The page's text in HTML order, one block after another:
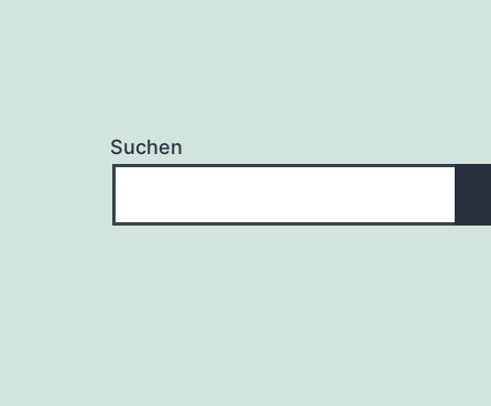
Suchen